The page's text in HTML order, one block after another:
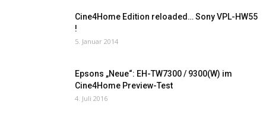
Cine4Home Edition reloaded… Sony VPL-HW55
!
5. Januar 2014
Epsons „Neue“: EH-TW7300 / 9300(W) im
Cine4Home Preview-Test
4. Juli 2016